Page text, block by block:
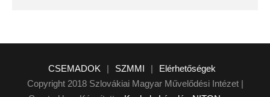
CSEMADOK | SZMMI |
Elérhetőségek
Copyright 2018 Szlovákiai Magyar Művelődési Intézet |